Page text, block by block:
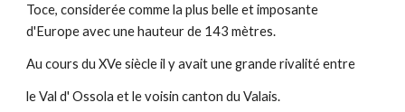
Toce, considerée comme la plus belle et imposante
d'Europe avec une hauteur de 143 mètres.
Au cours du XVe siècle il y avait une grande rivalité entre
le Val d' Ossola et le voisin canton du Valais.